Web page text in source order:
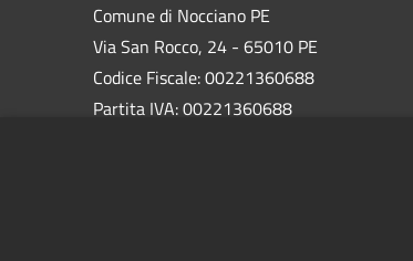
Comune di Nocciano PE
Via San Rocco, 24 - 65010 PE
Codice Fiscale: 00221360688
Partita IVA: 00221360688